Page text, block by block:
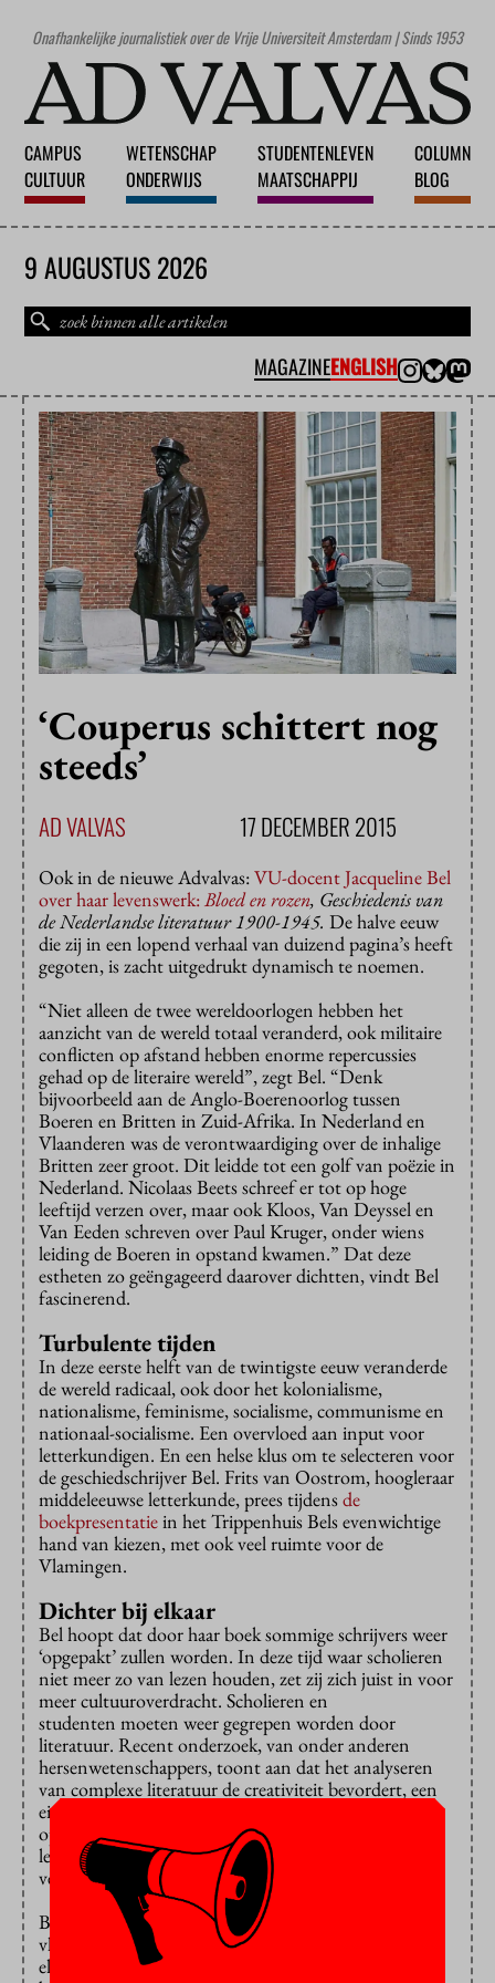
Onafhankelijke journalistiek over de Vrije Universiteit Amsterdam | Sinds 1953
CAMPUS
CULTUUR
WETENSCHAP
ONDERWIJS
STUDENTENLEVEN
MAATSCHAPPIJ
COLUMN
BLOG
9 AUGUSTUS 2026
MAGAZINEENGLISH
‘Couperus schittert nog
steeds’
AD VALVAS 17 DECEMBER 2015
Ook in de nieuwe Advalvas:VU-docent Jacqueline Bel
over haar levenswerk:Bloed en rozen, Geschiedenis van
de Nederlandse literatuur 1900-1945. De halve eeuw
die zij in een lopend verhaal van duizend pagina’s heeft
gegoten, is zacht uitgedrukt dynamisch te noemen.
“Niet alleen de twee wereldoorlogen hebben het
aanzicht van de wereld totaal veranderd, ook militaire
conflicten op afstand hebben enorme repercussies
gehad op de literaire wereld”, zegt Bel. “Denk
bijvoorbeeld aan de Anglo-Boerenoorlog tussen
Boeren en Britten in Zuid-Afrika. In Nederland en
Vlaanderen was de verontwaardiging over de inhalige
Britten zeer groot. Dit leidde tot een golf van poëzie in
Nederland. Nicolaas Beets schreef er tot op hoge
leeftijd verzen over, maar ook Kloos, Van Deyssel en
Van Eeden schreven over Paul Kruger, onder wiens
leiding de Boeren in opstand kwamen.” Dat deze
estheten zo geëngageerd daarover dichtten, vindt Bel
fascinerend.
Turbulente tijden
In deze eerste helft van de twintigste eeuw veranderde
de wereld radicaal, ook door het kolonialisme,
nationalisme, feminisme, socialisme, communisme en
nationaal-socialisme. Een overvloed aan input voor
letterkundigen. En een helse klus om te selecteren voor
de geschiedschrijver Bel. Frits van Oostrom, hoogleraar
middeleeuwse letterkunde, prees tijdensde
boekpresentatiein het Trippenhuis Bels evenwichtige
hand van kiezen, met ook veel ruimte voor de
Vlamingen.
Dichter bij elkaar
Bel hoopt dat door haar boek sommige schrijvers weer
‘opgepakt’ zullen worden. In deze tijd waar scholieren
niet meer zo van lezen houden, zet zij zich juist in voor
meer cultuuroverdracht. Scholieren en
studenten moeten weer gegrepen worden door
literatuur. Recent onderzoek, van onder anderen
hersenwetenschappers, toont aan dat het analyseren
van complexe literatuur de creativiteit bevordert, een
eigenschap die hard nodig is om in te kunnen spelen
op de snelle ontwikkelingen in de 21ste eeuw. En het
lezen van literatuur bevordert ook het empathisch
vermogen.
Bel: “Zeker, daar zie ik ook een mooie taak. Neem de
vluchtelingenstroom, we zullen het allemaal goed met
elkaar moeten kunnen vinden. En dat kan ook met